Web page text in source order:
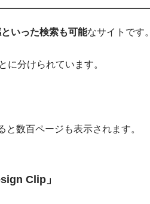
いった検索も可能なサイトです。
に分けられています。
数百ページも表示されます。
Clip」